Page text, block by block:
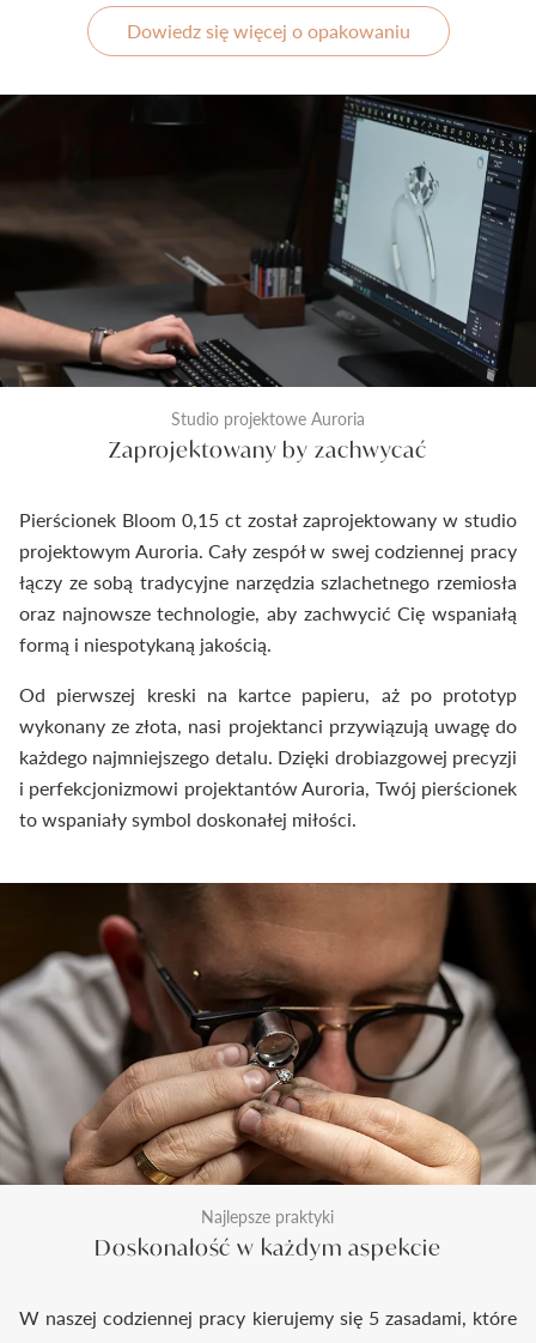
Dowiedz się więcej o opakowaniu
Studio projektowe Auroria
Zaprojektowany by zachwycać
Pierścionek Bloom 0,15 ct został zaprojektowany w studio
projektowym Auroria. Cały zespół w swej codziennej pracy
łączy ze sobą tradycyjne narzędzia szlachetnego rzemiosła
oraz najnowsze technologie, aby zachwycić Cię wspaniałą
formą i niespotykaną jakością.
Od pierwszej kreski na kartce papieru, aż po prototyp
wykonany ze złota, nasi projektanci przywiązują uwagę do
każdego najmniejszego detalu. Dzięki drobiazgowej precyzji
i perfekcjonizmowi projektantów Auroria, Twój pierścionek
to wspaniały symbol doskonałej miłości.
Najlepsze praktyki
Doskonałość w każdym aspekcie
W naszej codziennej pracy kierujemy się 5 zasadami, które